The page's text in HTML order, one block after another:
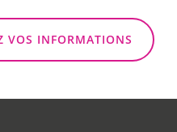
VOS INFORMATIONS